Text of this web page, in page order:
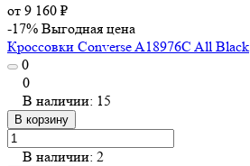
от 9 160 ₽
-17% Выгодная цена
Кроссовки Converse A18976C All Black
0
0
В наличии: 15
В корзину
В наличии: 2